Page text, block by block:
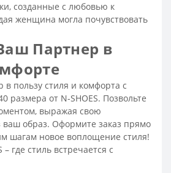
Ботинки трекинговые женские
ботинки
женские
на шнуровке
созданные с любовью к
женщина могла почувствовать
Ваш Партнер в
пользу стиля и комфорта с
размера от N-SHOES. Позвольте
выражая свою
ваш образ. Оформите заказ прямо
шагам новое воплощение стиля!
где стиль встречается с